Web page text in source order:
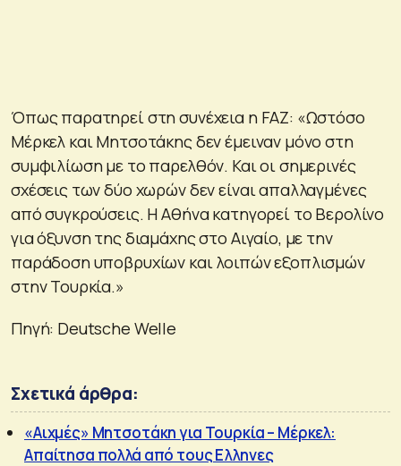
Όπως παρατηρεί στη συνέχεια η FAZ: «Ωστόσο
Μέρκελ και Μητσοτάκης δεν έμειναν μόνο στη
συμφιλίωση με το παρελθόν. Και οι σημερινές
σχέσεις των δύο χωρών δεν είναι απαλλαγμένες
από συγκρούσεις. Η Αθήνα κατηγορεί το Βερολίνο
για όξυνση της διαμάχης στο Αιγαίο, με την
παράδοση υποβρυχίων και λοιπών εξοπλισμών
στην Τουρκία.»
Πηγή: Deutsche Welle
Σχετικά άρθρα:
«Αιχμές» Μητσοτάκη για Τουρκία – Μέρκελ:
Απαίτησα πολλά από τους Ελληνες